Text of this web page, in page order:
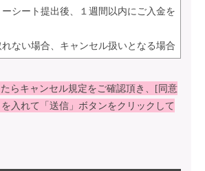
シート提出後、１週間以内にご入金を
ない場合、キャンセル扱いとなる場合
ントリーシート提出から1か月以内を
日」とし、弊社指定の銀行口座にお振
。その他、クレジットカード
み）、教育ローン（分割3～60回・ボ
よる支払いも可能です。（回数や手数
らキャンセル規定をご確認頂き、[同意
入れて「送信」ボタンをクリックして